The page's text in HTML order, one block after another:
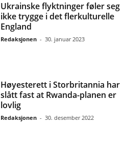
Ukrainske flyktninger føler seg
ikke trygge i det flerkulturelle
England
Redaksjonen - 30. januar 2023
Høyesterett i Storbritannia har
slått fast at Rwanda-planen er
lovlig
Redaksjonen - 30. desember 2022